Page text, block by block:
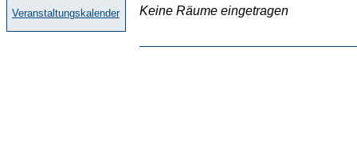
Veranstaltungskalender Keine Räume eingetragen